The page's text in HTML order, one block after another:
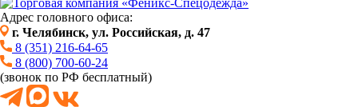
Адрес головного офиса:
г. Челябинск, ул. Российская, д. 47
8 (351) 216-64-65
8 (800) 700-60-24
(звонок по РФ бесплатный)